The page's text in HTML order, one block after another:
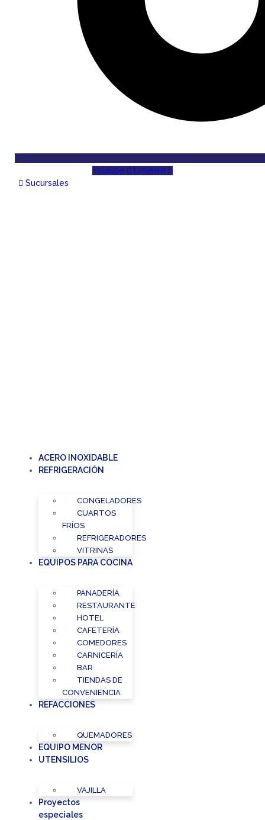
Youtube
Linkedin
Sucursales
ACERO INOXIDABLE
REFRIGERACIÓN
CONGELADORES
CUARTOS
FRÍOS
REFRIGERADORES
VITRINAS
EQUIPOS PARA COCINA
PANADERÍA
RESTAURANTE
HOTEL
CAFETERÍA
COMEDORES
CARNICERÍA
BAR
TIENDAS DE
CONVENIENCIA
REFACCIONES
QUEMADORES
EQUIPO MENOR
UTENSILIOS
VAJILLA
Proyectos
especiales